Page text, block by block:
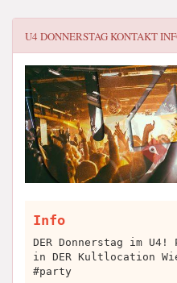
U4 DONNERSTAGKONTAKT
Info
DER Donnerstag im
in DER Kultlocation
#party